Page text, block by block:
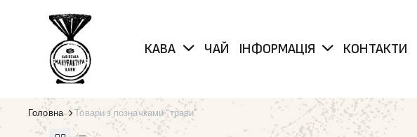
КАВА ЧАЙ ІНФОРМАЦІЯ КОНТАКТИ
Головна Товари з позначками “трави”